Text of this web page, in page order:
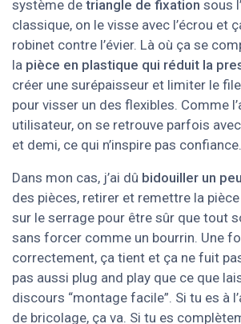
système de triangle de fixation sous
classique, on le visse avec l’écrou et
robinet contre l’évier. Là où ça se
la pièce en plastique qui réduit la
créer une surépaisseur et limiter le
pour visser un des flexibles. Comme
utilisateur, on se retrouve parfois
et demi, ce qui n’inspire pas confiance.
Dans mon cas, j’ai dû bidouiller un peu
des pièces, retirer et remettre la
sur le serrage pour être sûr que tout
sans forcer comme un bourrin. Une
correctement, ça tient et ça ne fuit
pas aussi plug and play que ce que
discours “montage facile”. Si tu es à
de bricolage, ça va. Si tu es